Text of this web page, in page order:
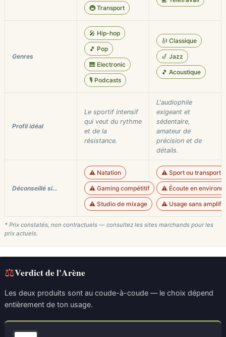
🚇 Transport
Genres
🎤 Hip-hop
🎵 Pop
🎹 Electronic
🎙️ Podcasts
🎻 Classique
🎷 Jazz
🎵 Acoustique
Profil idéal
Le sportif intensif
qui veut du rythme
et de la
résistance.
L'audiophile
exigeant et
sédentaire,
amateur de
précision et de
détails.
Déconseillé si…
⚠️ Natation
⚠️ Gaming compétitif
⚠️ Studio de mixage
⚠️ Sport ou transport
⚠️ Écoute en
⚠️ Usage sans
* Prix constatés, non contractuels — consultez les sites marchands pour les
prix actuels.
⚖Verdict de l'Arène
Les deux produits sont au coude-à-coude — le choix dépend
entièrement de ton usage.